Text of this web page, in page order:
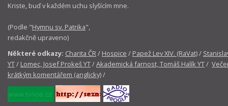
Kriste, buď v každém uchu slyšícím mne.
(Podle "Hymnu sv. Patrika",
redakčně upraveno)
Některé odkazy: Charita ČR/ Hospice / Papež Lev XIV. (RaVat)/
YT/ Lomec, Josef Prokeš YT/Akademická farnost, Tomáš Halík YT/
krátkým komentářem (anglicky)/